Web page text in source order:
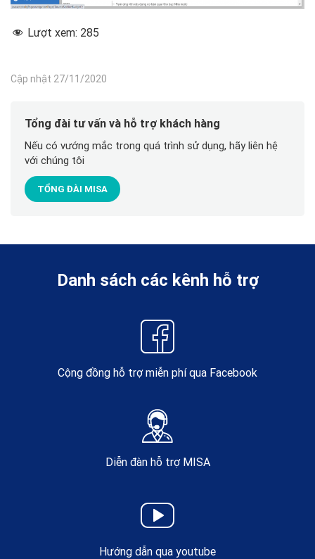
Lượt xem: 285
Cập nhật 27/11/2020
Tổng đài tư vấn và hỗ trợ khách hàng
Nếu có vướng mắc trong quá trình sử dụng, hãy liên hệ
với chúng tôi
TỔNG ĐÀI MISA
Danh sách các kênh hỗ trợ
Cộng đồng hỗ trợ miễn phí qua Facebook
Diễn đàn hỗ trợ MISA
Hướng dẫn qua youtube